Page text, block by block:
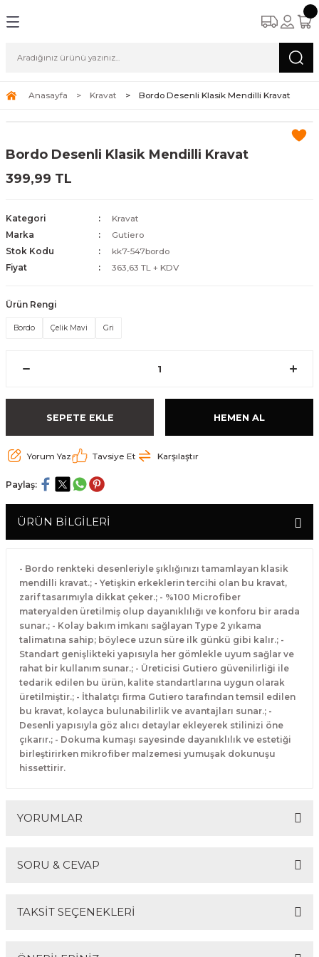
Anasayfa Kravat Bordo Desenli Klasik Mendilli Kravat
Bordo Desenli Klasik Mendilli Kravat
399,99 TL
Kategori
Kravat
Marka
Gutiero
Stok Kodu
kk7-547bordo
Fiyat
363,63 TL + KDV
Ürün Rengi
Bordo Çelik Mavi Gri
SEPETE EKLE HEMEN AL
Yorum Yaz Tavsiye Et Karşılaştır
Paylaş:
ÜRÜN BİLGİLERİ
- Bordo renkteki desenleriyle şıklığınızı tamamlayan klasik
mendilli kravat.; - Yetişkin erkeklerin tercihi olan bu kravat,
zarif tasarımıyla dikkat çeker.; - %100 Microfiber
materyalden üretilmiş olup dayanıklılığı ve konforu bir arada
sunar.; - Kolay bakım imkanı sağlayan Type 2 yıkama
talimatına sahip; böylece uzun süre ilk günkü gibi kalır.; -
Standart genişlikteki yapısıyla her gömlekle uyum sağlar ve
rahat bir kullanım sunar.; - Üreticisi Gutiero güvenilirliği ile
tedarik edilen bu ürün, kalite standartlarına uygun olarak
üretilmiştir.; - İthalatçı firma Gutiero tarafından temsil edilen
bu kravat, kolayca bulunabilirlik ve avantajları sunar.; -
Desenli yapısıyla göz alıcı detaylar ekleyerek stilinizi öne
çıkarır.; - Dokuma kumaşı sayesinde dayanıklılık ve estetiği
birleştirirken mikrofiber malzemesi yumuşak dokunuşu
hissettirir.
YORUMLAR
SORU & CEVAP
TAKSİT SEÇENEKLERİ